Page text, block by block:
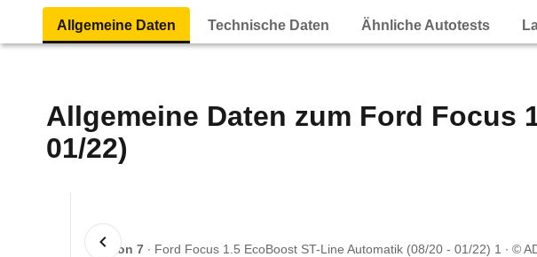
Allgemeine Daten Technische Daten Ähnliche Autotests
Allgemeine Daten zum Ford Focus
01/22)
1 von 7 Ford Focus 1.5 EcoBoost ST-Line Automatik (08/20 - 01/22) 1 ©